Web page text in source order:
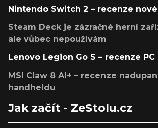
Nintendo Switch 2 – recenze
Steam Deck je zázračné herní
ale vůbec nepoužívám
Lenovo Legion Go S – recenze
MSI Claw 8 AI+ – recenze
handheldu
Jak začít - ZeStolu.cz